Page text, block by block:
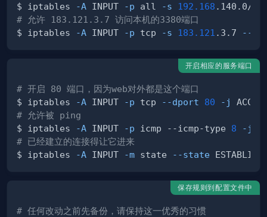
$ iptables
-A INPUT -p all -s 192.168 .140.0/
# 允许 183.121.3.7 访问本机的3380端口
$ iptables
-A INPUT -p tcp -s 183.121 .3.7 --
开启相应的服务端口
# 开启 80 端口，因为web对外都是这个端口
$ iptables
-A INPUT -p tcp --dport 80
-j
# 允许被 ping
$ iptables
-A INPUT -p icmp --icmp-type 8
-j
# 已经建立的连接得让它进来
$ iptables
-A INPUT -m state --state
保存规则到配置文件中
# 任何改动之前先备份，请保持这一优秀的习惯